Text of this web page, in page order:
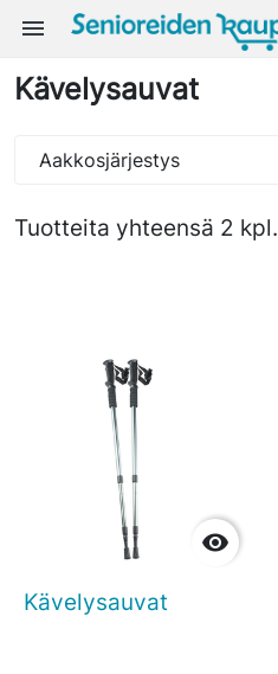
menu
Kävelysauvat
Tuotteita yhteensä 2 kpl.
Aakkosjärjestys

Kävelysauvat